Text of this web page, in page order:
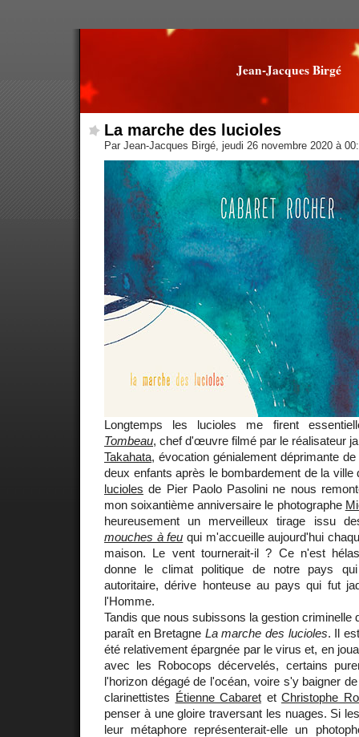
Jean-Jacques Birgé
La marche des lucioles
Par Jean-Jacques Birgé, jeudi 26 novembre 2020 à
Longtemps les lucioles me firent
Tombeau, chef d'œuvre filmé par le réalisateur
Takahata, évocation génialement déprimante
deux enfants après le bombardement de la
lucioles de Pier Paolo Pasolini ne nous
mon soixantième anniversaire le photographe
heureusement un merveilleux tirage issu
mouches à feu qui m'accueille aujourd'hui
maison. Le vent tournerait-il ? Ce n'est
donne le climat politique de notre pays
autoritaire, dérive honteuse au pays qui fut
l'Homme.
Tandis que nous subissons la gestion criminelle
paraît en Bretagne La marche des lucioles. Il
été relativement épargnée par le virus et, en
avec les Robocops décervelés, certains
l'horizon dégagé de l'océan, voire s'y baigner
clarinettistes Étienne Cabaret et Christophe
penser à une gloire traversant les nuages. Si
leur métaphore représenterait-elle un